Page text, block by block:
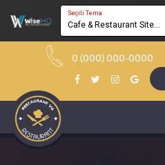
Seçili Tema
Cafe & Restaurant Site...